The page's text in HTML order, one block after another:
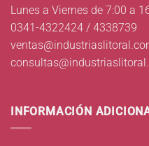
Lunes a Viernes de 7:00 a
0341-4322424 / 4338739
INFORMACIÓN